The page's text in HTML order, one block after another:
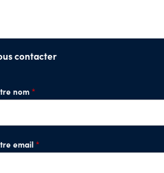
contacter
nom *
email*